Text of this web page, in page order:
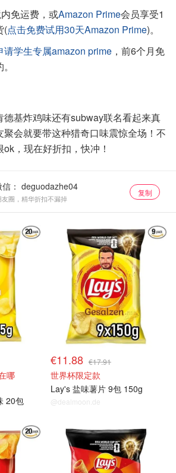
免运费，或Amazon Prime会员享受1
(点击免费试用30天Amazon Prime)。
请学生专属amazon prime ，前6个月免
德基炸鸡味还有subway联名看起来真
聚会就要带这种猎奇口味震惊全场！不
，现在好折扣，快冲！
：
圈，精华折扣不漏掉
复制
哪
20包
€11.88 €17.91
世界杯限定款
Lay's 盐味薯片 9包 150g
@dealmoon.de